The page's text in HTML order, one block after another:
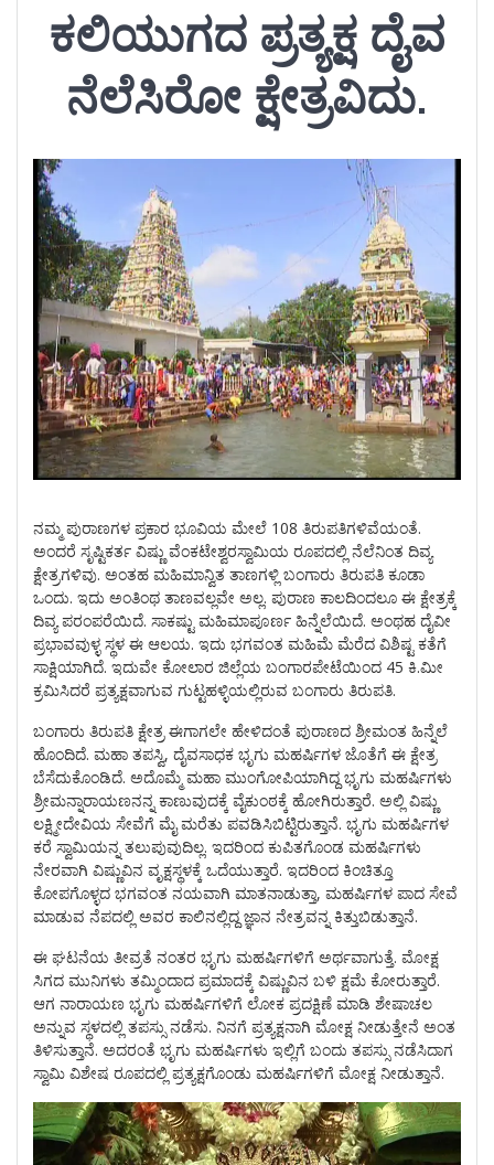
ಕಲಿಯುಗದ ಪ್ರತ್ಯಕ್ಷ ದೈವ
ನೆಲೆಸಿರೋ ಕ್ಷೇತ್ರವಿದು.
ನಮ್ಮ ಪುರಾಣಗಳ ಪ್ರಕಾರ ಭೂವಿಯ ಮೇಲೆ 108 ತಿರುಪತಿಗಳಿವೆಯಂತೆ.
ಅಂದರೆ ಸೃಷ್ಟಿಕರ್ತ ವಿಷ್ಣು ವೆಂಕಟೇಶ್ವರಸ್ವಾಮಿಯ ರೂಪದಲ್ಲಿ ನೆಲೆನಿಂತ ದಿವ್ಯ
ಕ್ಷೇತ್ರಗಳಿವು. ಅಂತಹ ಮಹಿಮಾನ್ವಿತ ತಾಣಗಳ್ಲಿ ಬಂಗಾರು ತಿರುಪತಿ ಕೂಡಾ
ಒಂದು. ಇದು ಅಂತಿಂಥ ತಾಣವಲ್ಲವೇ ಅಲ್ಲ. ಪುರಾಣ ಕಾಲದಿಂದಲೂ ಈ ಕ್ಷೇತ್ರಕ್ಕೆ
ದಿವ್ಯ ಪರಂಪರೆಯಿದೆ. ಸಾಕಷ್ಟು ಮಹಿಮಾಪೂರ್ಣ ಹಿನ್ನೆಲೆಯಿದೆ. ಅಂಥಹ ದೈವೀ
ಪ್ರಭಾವವುಳ್ಳ ಸ್ಥಳ ಈ ಆಲಯ. ಇದು ಭಗವಂತ ಮಹಿಮೆ ಮೆರೆದ ವಿಶಿಷ್ಟ ಕತೆಗೆ
ಸಾಕ್ಷಿಯಾಗಿದೆ. ಇದುವೇ ಕೋಲಾರ ಜಿಲ್ಲೆಯ ಬಂಗಾರಪೇಟೆಯಿಂದ 45 ಕಿ.ಮೀ
ಕ್ರಮಿಸಿದರೆ ಪ್ರತ್ಯಕ್ಷವಾಗುವ ಗುಟ್ಟಹಳ್ಳಿಯಲ್ಲಿರುವ ಬಂಗಾರು ತಿರುಪತಿ.
ಬಂಗಾರು ತಿರುಪತಿ ಕ್ಷೇತ್ರ ಈಗಾಗಲೇ ಹೇಳಿದಂತೆ ಪುರಾಣದ ಶ್ರೀಮಂತ ಹಿನ್ನೆಲೆ
ಹೊಂದಿದೆ. ಮಹಾ ತಪಸ್ವಿ, ದೈವಸಾಧಕ ಭೃಗು ಮಹರ್ಷಿಗಳ ಜೊತೆಗೆ ಈ ಕ್ಷೇತ್ರ
ಬೆಸೆದುಕೊಂಡಿದೆ. ಅದೊಮ್ಮೆ ಮಹಾ ಮುಂಗೋಪಿಯಾಗಿದ್ದ ಭೃಗು ಮಹರ್ಷಿಗಳು
ಶ್ರೀಮನ್ನಾರಾಯಣನನ್ನ ಕಾಣುವುದಕ್ಕೆ ವೈಕುಂಠಕ್ಕೆ ಹೋಗಿರುತ್ತಾರೆ. ಅಲ್ಲಿ ವಿಷ್ಣು
ಲಕ್ಷ್ಮೀದೇವಿಯ ಸೇವೆಗೆ ಮೈ ಮರೆತು ಪವಡಿಸಿಬಿಟ್ಟಿರುತ್ತಾನೆ. ಭೃಗು ಮಹರ್ಷಿಗಳ
ಕರೆ ಸ್ವಾಮಿಯನ್ನ ತಲುಪುವುದಿಲ್ಲ. ಇದರಿಂದ ಕುಪಿತಗೊಂಡ ಮಹರ್ಷಿಗಳು
ನೇರವಾಗಿ ವಿಷ್ಣುವಿನ ವೃಕ್ಷಸ್ಥಳಕ್ಕೆ ಒದೆಯುತ್ತಾರೆ. ಇದರಿಂದ ಕಿಂಚಿತ್ತೂ
ಕೋಪಗೊಳ್ಳದ ಭಗವಂತ ನಯವಾಗಿ ಮಾತನಾಡುತ್ತಾ, ಮಹರ್ಷಿಗಳ ಪಾದ ಸೇವೆ
ಮಾಡುವ ನೆಪದಲ್ಲಿ ಅವರ ಕಾಲಿನಲ್ಲಿದ್ದ ಜ್ಞಾನ ನೇತ್ರವನ್ನ ಕಿತ್ತುಬಿಡುತ್ತಾನೆ.
ಈ ಘಟನೆಯ ತೀವ್ರತೆ ನಂತರ ಭೃಗು ಮಹರ್ಷಿಗಳಿಗೆ ಅರ್ಥವಾಗುತ್ತೆ. ಮೋಕ್ಷ
ಸಿಗದ ಮುನಿಗಳು ತಮ್ಮಿಂದಾದ ಪ್ರಮಾದಕ್ಕೆ ವಿಷ್ಣುವಿನ ಬಳಿ ಕ್ಷಮೆ ಕೋರುತ್ತಾರೆ.
ಆಗ ನಾರಾಯಣ ಭೃಗು ಮಹರ್ಷಿಗಳಿಗೆ ಲೋಕ ಪ್ರದಕ್ಷಿಣೆ ಮಾಡಿ ಶೇಷಾಚಲ
ಅನ್ನುವ ಸ್ಥಳದಲ್ಲಿ ತಪಸ್ಸು ನಡೆಸು. ನಿನಗೆ ಪ್ರತ್ಯಕ್ಷನಾಗಿ ಮೋಕ್ಷ ನೀಡುತ್ತೇನೆ ಅಂತ
ತಿಳಿಸುತ್ತಾನೆ. ಅದರಂತೆ ಭೃಗು ಮಹರ್ಷಿಗಳು ಇಲ್ಲಿಗೆ ಬಂದು ತಪಸ್ಸು ನಡೆಸಿದಾಗ
ಸ್ವಾಮಿ ವಿಶೇಷ ರೂಪದಲ್ಲಿ ಪ್ರತ್ಯಕ್ಷಗೊಂಡು ಮಹರ್ಷಿಗಳಿಗೆ ಮೋಕ್ಷ ನೀಡುತ್ತಾನೆ.